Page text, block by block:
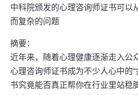
中科院颁发的心理咨询师证书可
而复杂的问题
摘要：
近年来，随着心理健康逐渐走入公
心理咨询师证书成为不少人心中的“
书究竟能否真正帮你在行业里站稳